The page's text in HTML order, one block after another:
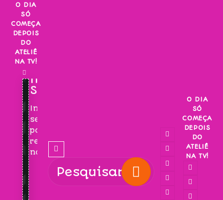
Skip
content
O DIA
SÓ
COMEÇA
DEPOIS
DO
ATELIÊ
NA TV!
INSCREVA-
SE!
Inscreva-
se
para
receber
novidades!
O DIA
SÓ
COMEÇA
DEPOIS
DO
ATELIÊ
NA TV!